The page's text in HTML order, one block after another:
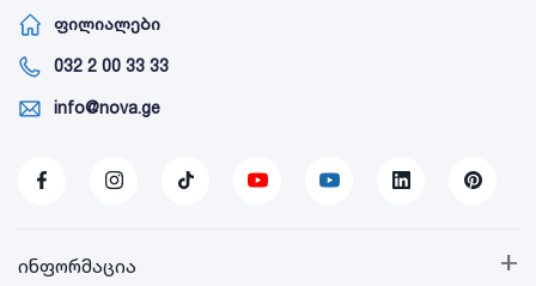
ფილიალები
032 2 00 33 33
info@nova.ge
+
ინფორმაცია